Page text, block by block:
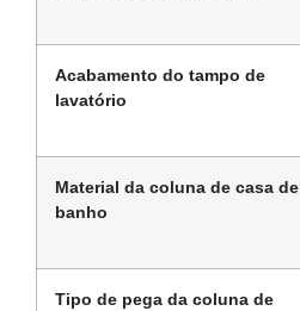
Acabamento do tampo de
lavatório
Material da coluna de casa de
banho
Tipo de pega da coluna de